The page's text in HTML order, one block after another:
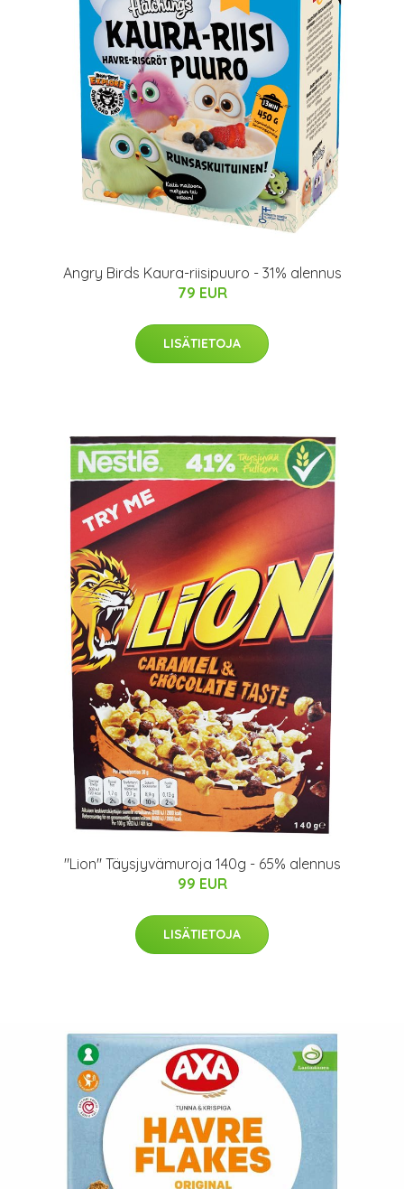
Angry Birds Kaura-riisipuuro - 31% alennus
79 EUR
LISÄTIETOJA
"Lion" Täysjyvämuroja 140g - 65% alennus
99 EUR
LISÄTIETOJA